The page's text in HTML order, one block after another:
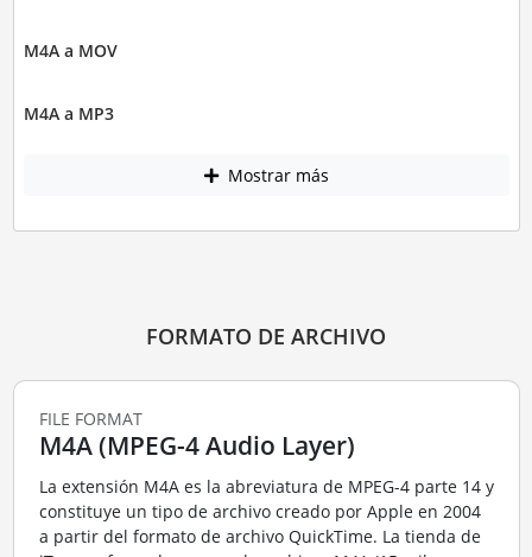
M4A a MOV
M4A a MP3
Mostrar más
FORMATO DE ARCHIVO
FILE FORMAT
M4A (MPEG-4 Audio Layer)
La extensión M4A es la abreviatura de MPEG-4 parte 14 y
constituye un tipo de archivo creado por Apple en 2004
a partir del formato de archivo QuickTime. La tienda de